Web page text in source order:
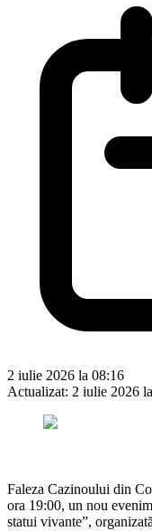
2 iulie 2026 la 08:16
Actualizat: 2 iulie 2026
Faleza Cazinoului din
ora 19:00, un nou
statui vivante”,